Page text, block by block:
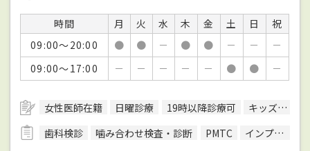
時間 月 火 水 木 金 土 日
祝
09:00～20:00
● ● － ● ● － －
－
09:00～17:00
－ － － － － ● ● －
女性医師在籍 日曜診療 19時以降診療可
キッズスペースあり
歯科検診
噛み合わせ検査・診断 PMTC インプラント治療